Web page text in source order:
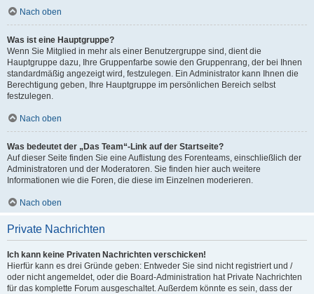
Nach oben
Was ist eine Hauptgruppe?
Wenn Sie Mitglied in mehr als einer Benutzergruppe sind, dient die
Hauptgruppe dazu, Ihre Gruppenfarbe sowie den Gruppenrang, der bei Ihnen
standardmäßig angezeigt wird, festzulegen. Ein Administrator kann Ihnen die
Berechtigung geben, Ihre Hauptgruppe im persönlichen Bereich selbst
festzulegen.
Nach oben
Was bedeutet der „Das Team“-Link auf der Startseite?
Auf dieser Seite finden Sie eine Auflistung des Forenteams, einschließlich der
Administratoren und der Moderatoren. Sie finden hier auch weitere
Informationen wie die Foren, die diese im Einzelnen moderieren.
Nach oben
Private Nachrichten
Ich kann keine Privaten Nachrichten verschicken!
Hierfür kann es drei Gründe geben: Entweder Sie sind nicht registriert und /
oder nicht angemeldet, oder die Board-Administration hat Private Nachrichten
für das komplette Forum ausgeschaltet. Außerdem könnte es sein, dass der